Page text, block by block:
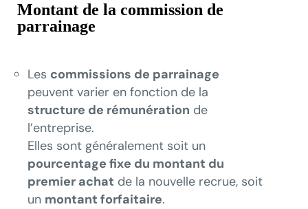
Montant de la commission de
parrainage
Les commissions de parrainage
peuvent varier en fonction de la
structure de rémunération de
l’entreprise.
Elles sont généralement soit un
pourcentage fixe du montant du
premier achat de la nouvelle recrue, soit
un montant forfaitaire.